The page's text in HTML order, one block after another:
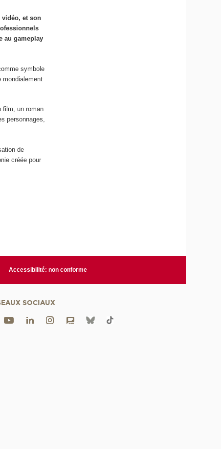
vidéo, et son
au gameplay
symbole
mondialement
film, un roman
personnages,
de
créée pour
Accessibilité: non conforme
SOCIAUX